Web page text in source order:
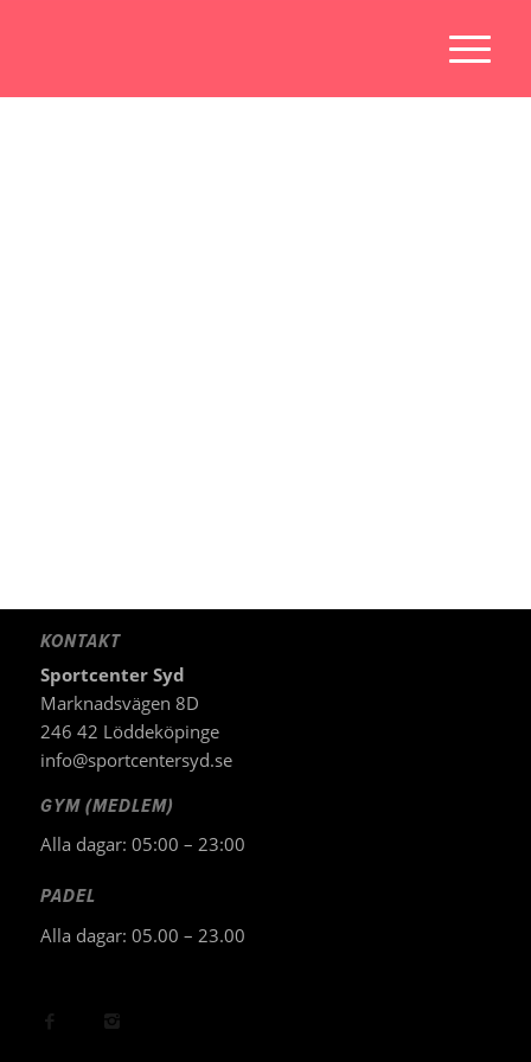
KONTAKT
Sportcenter Syd
Marknadsvägen 8D
246 42 Löddeköpinge
info@sportcentersyd.se
GYM (MEDLEM)
Alla dagar: 05:00 – 23:00
PADEL
Alla dagar: 05.00 – 23.00